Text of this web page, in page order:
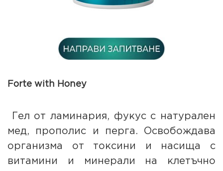
Forte with Honey
Гел от ламинария, фукус с натурален
мед, прополис и перга. Освобождава
организма от токсини и насища с
витамини и минерали на клетъчно